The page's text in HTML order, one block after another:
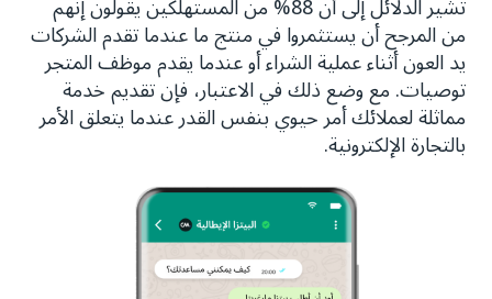
من المرجح أن يستثمروا في منتج ما عندما تقدم الشركات
يد العون أثناء عملية الشراء أو عندما يقدم موظف المتجر
توصيات. مع وضع ذلك في الاعتبار، فإن تقديم خدمة
مماثلة لعملائك أمر حيوي بنفس القدر عندما يتعلق الأمر
بالتجارة الإلكترونية.